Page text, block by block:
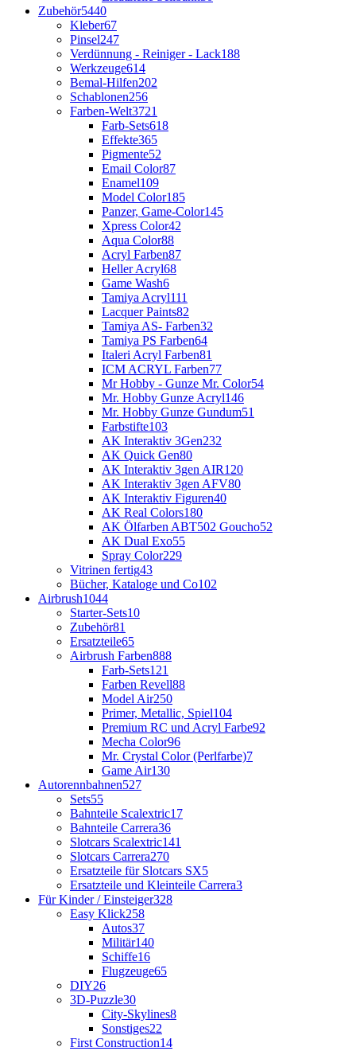
Zubehör5440
Kleber67
Pinsel247
Verdünnung - Reiniger - Lack188
Werkzeuge614
Bemal-Hilfen202
Schablonen256
Farben-Welt3721
Farb-Sets618
Effekte365
Pigmente52
Email Color87
Enamel109
Model Color185
Panzer, Game-Color145
Xpress Color42
Aqua Color88
Acryl Farben87
Heller Acryl68
Game Wash6
Tamiya Acryl111
Lacquer Paints82
Tamiya AS- Farben32
Tamiya PS Farben64
Italeri Acryl Farben81
ICM ACRYL Farben77
Mr Hobby - Gunze Mr. Color54
Mr. Hobby Gunze Acryl146
Mr. Hobby Gunze Gundum51
Farbstifte103
AK Interaktiv 3Gen232
AK Quick Gen80
AK Interaktiv 3gen AIR120
AK Interaktiv 3gen AFV80
AK Interaktiv Figuren40
AK Real Colors180
AK Ölfarben ABT502 Goucho52
AK Dual Exo55
Spray Color229
Vitrinen fertig43
Bücher, Kataloge und Co102
Airbrush1044
Starter-Sets10
Zubehör81
Ersatzteile65
Airbrush Farben888
Farb-Sets121
Farben Revell88
Model Air250
Primer, Metallic, Spiel104
Premium RC und Acryl Farbe92
Mecha Color96
Mr. Crystal Color (Perlfarbe)7
Game Air130
Autorennbahnen527
Sets55
Bahnteile Scalextric17
Bahnteile Carrera36
Slotcars Scalextric141
Slotcars Carrera270
Ersatzteile für Slotcars SX5
Ersatzteile und Kleinteile Carrera3
Für Kinder / Einsteiger328
Easy Klick258
Autos37
Militär140
Schiffe16
Flugzeuge65
DIY26
3D-Puzzle30
City-Skylines8
Sonstiges22
First Construction14